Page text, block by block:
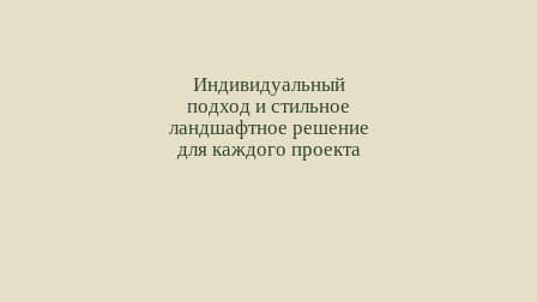
Индивидуальный
подход и стильное
ландшафтное решение
для каждого проекта